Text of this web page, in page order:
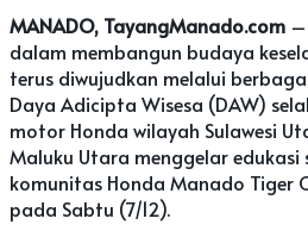
MANADO, TayangManado.com –
dalam membangun budaya
terus diwujudkan melalui
Daya Adicipta Wisesa (DAW)
motor Honda wilayah Sulawesi
Maluku Utara menggelar
komunitas Honda Manado Tiger
pada Sabtu (7/12).